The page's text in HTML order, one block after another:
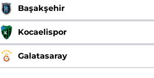
Başakşehir
Kocaelispor
Galatasaray